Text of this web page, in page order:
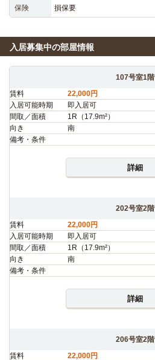
保険 損保要
入居募集中の部屋情報
107号室1階
賃料
22,000円
入居可能時期
即入居可
間取／面積
1R（17.9m²）
向き
南
備考・条件
詳細
202号室2階
賃料
22,000円
入居可能時期
即入居可
間取／面積
1R（17.9m²）
向き
南
備考・条件
詳細
206号室2階
賃料
22,000円